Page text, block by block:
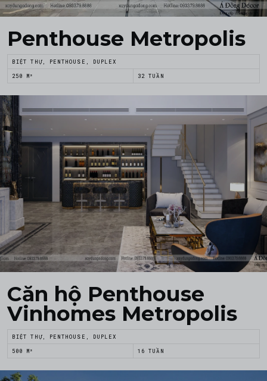
Penthouse Metropolis
BIỆT THỰ, PENTHOUSE, DUPLEX
250 M² 32 TUẦN
Căn hộ Penthouse
Vinhomes Metropolis
BIỆT THỰ, PENTHOUSE, DUPLEX
500 M² 16 TUẦN